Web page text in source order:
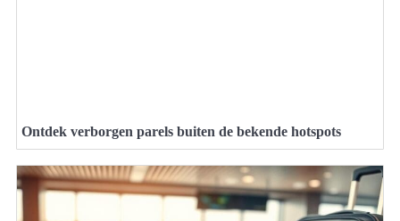
Ontdek verborgen parels buiten de bekende hotspots